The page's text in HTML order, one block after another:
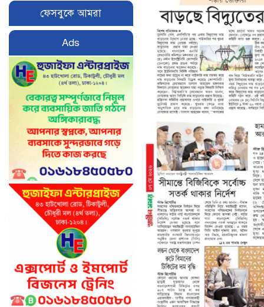
ফেসবুকে আমরা
Ads